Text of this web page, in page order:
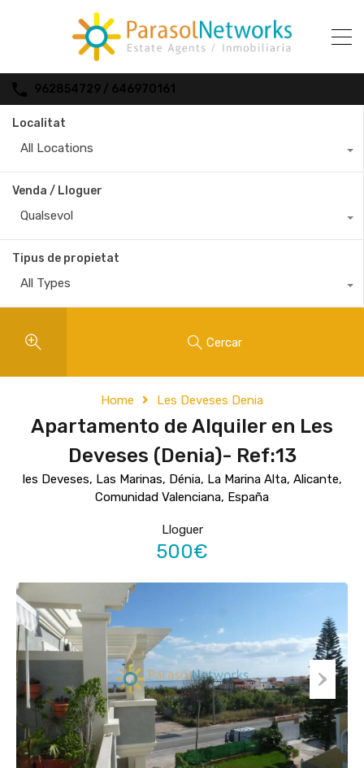
962854729 / 646970161
Localitat
All Locations
Venda / Lloguer
Qualsevol
Tipus de propietat
All Types
Cercar
Home Les Deveses Denia
Apartamento de Alquiler en Les
Deveses (Denia)- Ref:13
les Deveses, Las Marinas, Dénia, La Marina Alta, Alicante,
Comunidad Valenciana, España
Lloguer
500€